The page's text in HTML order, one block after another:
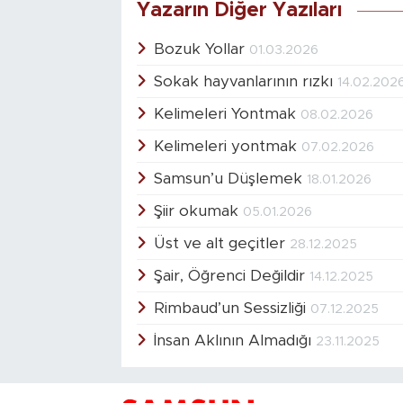
Yazarın Diğer Yazıları
Bozuk Yollar 01.03.2026
Sokak hayvanlarının rızkı
Kelimeleri Yontmak 08.02.2026
Kelimeleri yontmak 07.02.2026
Samsun’u Düşlemek 18.01.2026
Şiir okumak 05.01.2026
Üst ve alt geçitler 28.12.2025
Şair, Öğrenci Değildir 14.12.2025
Rimbaud’un Sessizliği 07.12.2025
İnsan Aklının Almadığı 23.11.2025